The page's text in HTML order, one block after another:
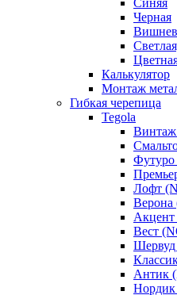
Синяя
Черная
Калькулятор
Монтаж
Гибкая черепица
Tegola
Винтаж
Футуро
Лофт
Вест
Антик
Нордик